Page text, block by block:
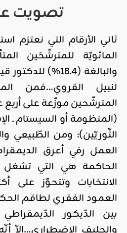
تصويت
ثاني الأرقام التي نعتزم
المائويّة للمترشّحَين
لنبيل القروي…فمن
المترشّحين موزّعة على
(المنظومة أو السيستام ـ
الثّوريّين): ومن الطّبيعي
العمل رفي أعرق
الحاكمة هي التي تشغل
الانتخابات وتتحوّز على
العمود الفقري لطاقم
بين الدّيكور